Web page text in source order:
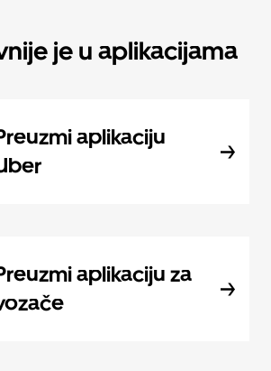
je u aplikacijama
aplikaciju
aplikaciju za